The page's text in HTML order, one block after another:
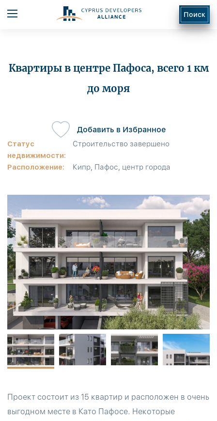
Поиск
Квартиры в центре Пафоса, всего 1 км
до моря
Статус
недвижимости:
Строительство завершено
Расположение: Кипр, Пафос, центр города
Добавить в Избранное
Проект состоит из 15 квартир и расположен в очень
выгодном месте в Като Пафосе. Некоторые